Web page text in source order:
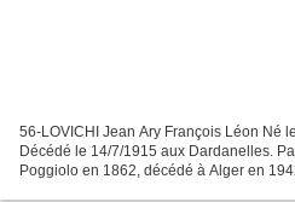
56-LOVICHI Jean Ary François Léon Né
Décédé le 14/7/1915 aux Dardanelles.
Poggiolo en 1862, décédé à Alger en